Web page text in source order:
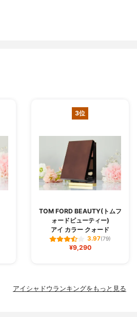
3位
TOM FORD BEAUTY(トムフ
ォードビューティー)
アイ カラー クォード
3.97(79)
¥9,290
アイシャドウランキングをもっと見る